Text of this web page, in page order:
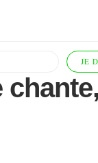
JE
chante,